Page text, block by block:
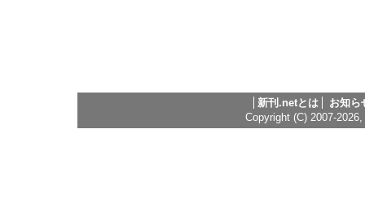
新刊.netとは
お知ら
Copyright (C) 2007-2026,